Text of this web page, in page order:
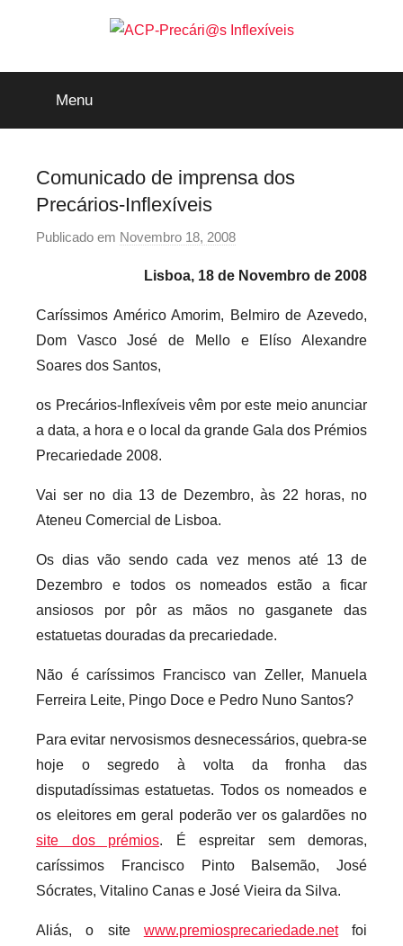
ACP-
Precári@s
Inflexíveis
Menu
Comunicado de imprensa dos
Precários-Inflexíveis
Publicado em Novembro 18, 2008
r
p
a
r
s
f
l
e
x
v
e
Lisboa, 18 de Novembro de 2008
Caríssimos Américo Amorim, Belmiro de Azevedo,
Dom Vasco José de Mello e Elíso Alexandre
Soares dos Santos,
os Precários-Inflexíveis vêm por este meio anunciar
a data, a hora e o local da grande Gala dos Prémios
Precariedade 2008.
Vai ser no dia 13 de Dezembro, às 22 horas, no
Ateneu Comercial de Lisboa.
Os dias vão sendo cada vez menos até 13 de
Dezembro e todos os nomeados estão a ficar
ansiosos por pôr as mãos no gasganete das
estatuetas douradas da precariedade.
Não é caríssimos Francisco van Zeller, Manuela
Ferreira Leite, Pingo Doce e Pedro Nuno Santos?
Para evitar nervosismos desnecessários, quebra-se
hoje o segredo à volta da fronha das
disputadíssimas estatuetas. Todos os nomeados e
os eleitores em geral poderão ver os galardões no
site dos prémios. É espreitar sem demoras,
caríssimos Francisco Pinto Balsemão, José
Sócrates, Vitalino Canas e José Vieira da Silva.
Aliás, o site www.premiosprecariedade.netfoi